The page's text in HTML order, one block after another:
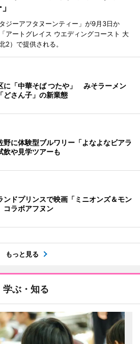
ジーアフタヌーンティー」が9月3日か
アートグレイス ウエディングコースト 大
2）で提供される。
に「中華そば つたや」 みそラーメン
どさん子」の新業態
野に体験型ブルワリー「よなよなビアラ
や見学ツアーも
ンドプリンスで映画「ミニオンズ＆モン
コラボアフヌン
もっと見る
学ぶ・知る